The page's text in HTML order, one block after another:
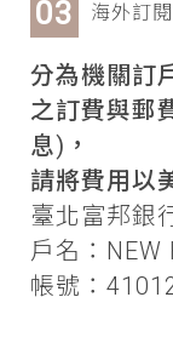
海外訂
分為機關訂
之訂費與郵
息)，
請將費用以
臺北富邦銀
戶名：NEW
帳號：